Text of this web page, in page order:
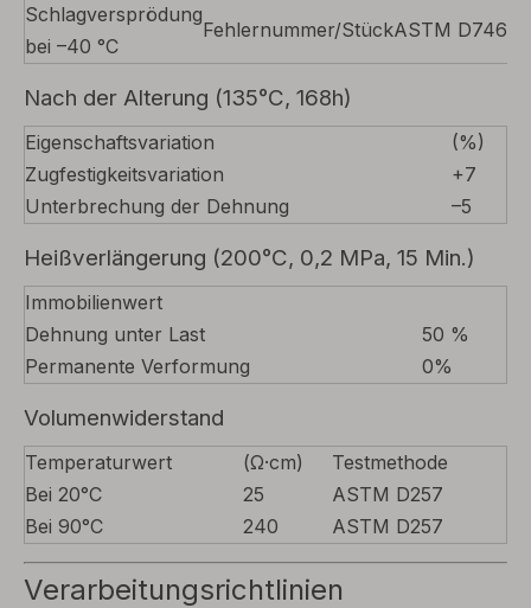
Schlagversprödung
bei –40 °C
Fehlernummer/StückASTM D746
Nach der Alterung (135°C, 168h)
Eigenschaftsvariation
(%)
Zugfestigkeitsvariation
+7
Unterbrechung der Dehnung
–5
Heißverlängerung (200°C, 0,2 MPa, 15 Min.)
Immobilienwert
Dehnung unter Last
50 %
Permanente Verformung
0%
Volumenwiderstand
Temperaturwert (Ω·cm)
Testmethode
Bei 20°C
25
ASTM D257
Bei 90°C
240 ASTM D257
Verarbeitungsrichtlinien